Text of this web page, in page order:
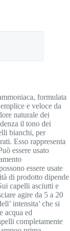
formulata
e veloce da
naturale dei
il tono dei
bianchi, per
Esso rappresenta
essere usato
essere usate
di prodotto dipende
capelli asciutti e
agire da 5 a 20
intensita’ che si
acqua ed
completamente